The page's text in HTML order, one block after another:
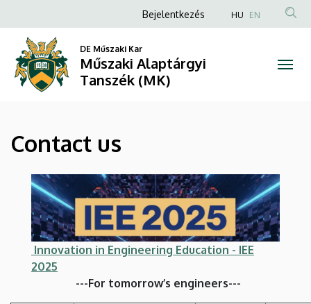
us
Műszaki
Tanszék
(MK)
a
tartalomra
Anonim
fiók
menüje
Bejelentkezés HU EN
DE Műszaki Kar
Műszaki Alaptárgyi
Tanszék (MK)
Contact us
Innovation in Engineering Education - IEE
2025
---For tomorrow’s engineers---